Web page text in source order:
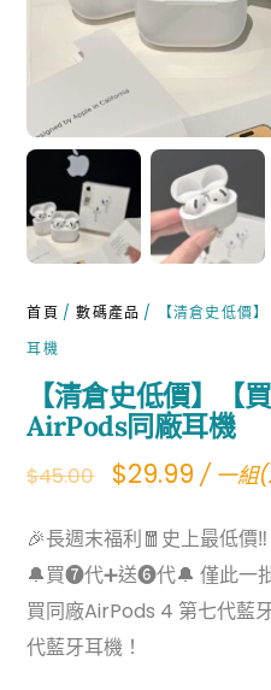
首頁 /數碼產品 / 【清倉史低價
耳機
【清倉史低價】【
AirPods同廠耳機
$45.00
Original
was:
$45.00.
$29.99
is:
/ 一組
🎉長週末福利🧧史上最低價
🔔買❼代➕送❻代🔔 僅此一
買同廠AirPods 4 第七代藍
代藍牙耳機！